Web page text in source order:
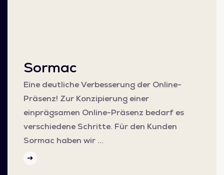
Sormac
Eine deutliche Verbesserung der Online-
Präsenz! Zur Konzipierung einer
einprägsamen Online-Präsenz bedarf es
verschiedene Schritte. Für den Kunden
Sormac haben wir …